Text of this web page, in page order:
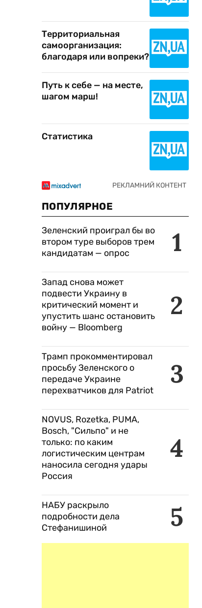
Территориальная
самоорганизация:
благодаря или вопреки?
Путь к себе — на месте,
шагом марш!
Статистика
ПОПУЛЯРНОЕ
1
Зеленский проиграл бы во
втором туре выборов трем
кандидатам — опрос
2
Запад снова может
подвести Украину в
критический момент и
упустить шанс остановить
войну — Bloomberg
3
Трамп прокомментировал
просьбу Зеленского о
передаче Украине
перехватчиков для Patriot
4
NOVUS, Rozetka, PUMA,
Bosch, "Сильпо" и не
только: по каким
логистическим центрам
наносила сегодня удары
Россия
5
НАБУ раскрыло
подробности дела
Стефанишиной